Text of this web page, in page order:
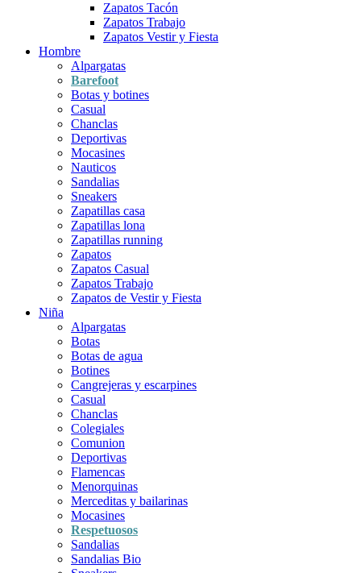
Zapatos Tacón
Zapatos Trabajo
Zapatos Vestir y Fiesta
Hombre
Alpargatas
Barefoot
Botas y botines
Casual
Chanclas
Deportivas
Mocasines
Nauticos
Sandalias
Sneakers
Zapatillas casa
Zapatillas lona
Zapatillas running
Zapatos
Zapatos Casual
Zapatos Trabajo
Zapatos de Vestir y Fiesta
Niña
Alpargatas
Botas
Botas de agua
Botines
Cangrejeras y escarpines
Casual
Chanclas
Colegiales
Comunion
Deportivas
Flamencas
Menorquinas
Merceditas y bailarinas
Mocasines
Respetuosos
Sandalias
Sandalias Bio